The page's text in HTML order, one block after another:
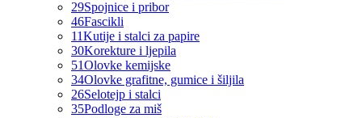
29Spojnice i pribor
46Fascikli
11Kutije i stalci za papire
30Korekture i ljepila
51Olovke kemijske
34Olovke grafitne, gumice i šiljila
26Selotejp i stalci
35Podloge za miš